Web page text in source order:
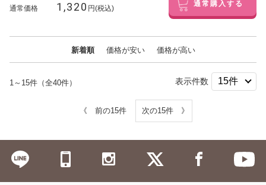
通常価格 1,320 円(税込) 通常購入する
新着順 価格が安い 価格が高い
1～15件（全40件） 表示件数
《 前の15件 次の15件 》